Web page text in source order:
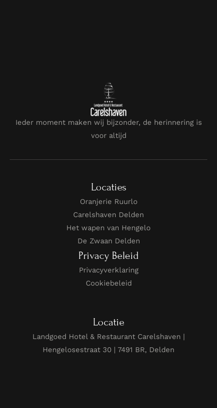
Ieder moment maken wij bijzonder, de herinnering is
voor altijd
Locaties
Oranjerie Ruurlo
Carelshaven Delden
Het wapen van Hengelo
De Zwaan Delden
Privacy Beleid
Privacyverklaring
Cookiebeleid
Locatie
Landgoed Hotel & Restaurant Carelshaven |
Hengelosestraat 30 | 7491 BR, Delden